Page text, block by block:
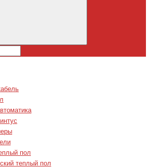
пол
теплый пол